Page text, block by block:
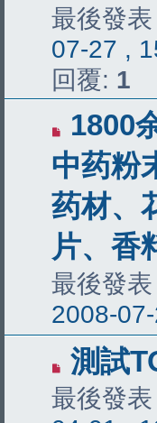
最後發表
07-27 ,
回覆: 1
1800
中药粉
药材、
片、香
最後發表
2008-
測試
最後發表